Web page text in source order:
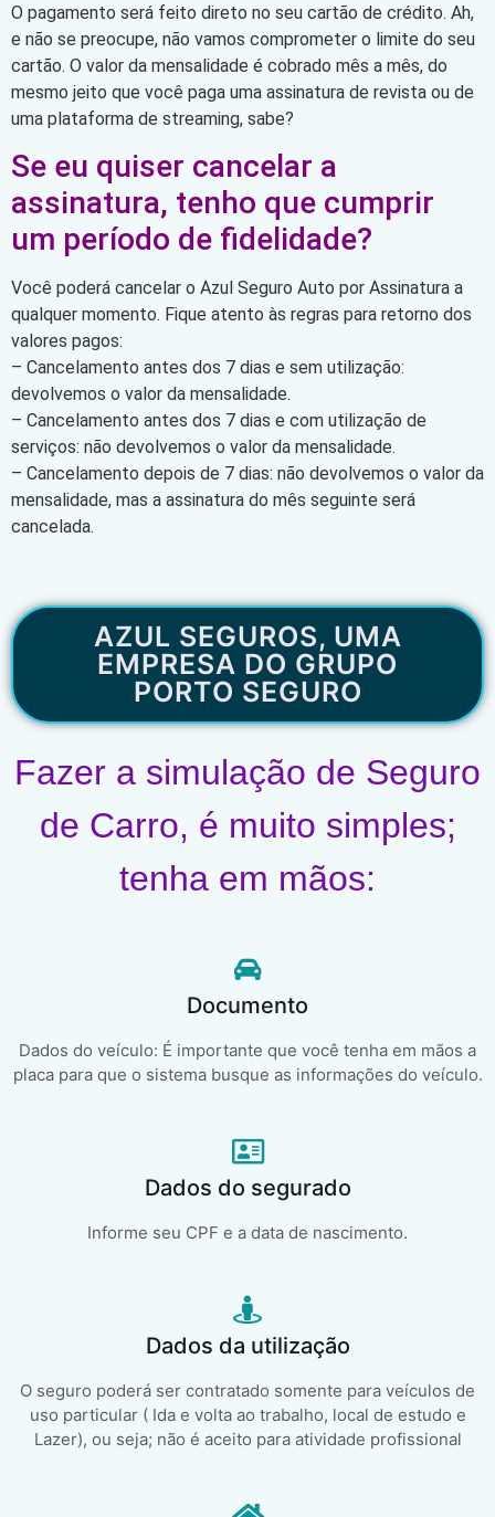
O pagamento será feito direto no seu cartão de crédito. Ah,
e não se preocupe, não vamos comprometer o limite do seu
cartão. O valor da mensalidade é cobrado mês a mês, do
mesmo jeito que você paga uma assinatura de revista ou de
uma plataforma de streaming, sabe?
Se eu quiser cancelar a
assinatura, tenho que cumprir
um período de fidelidade?
Você poderá cancelar o Azul Seguro Auto por Assinatura a
qualquer momento. Fique atento às regras para retorno dos
valores pagos:
– Cancelamento antes dos 7 dias e sem utilização:
devolvemos o valor da mensalidade.
– Cancelamento antes dos 7 dias e com utilização de
serviços: não devolvemos o valor da mensalidade.
– Cancelamento depois de 7 dias: não devolvemos o valor da
mensalidade, mas a assinatura do mês seguinte será
cancelada.
AZUL SEGUROS, UMA
EMPRESA DO GRUPO
PORTO SEGURO
Fazer a simulação de Seguro
de Carro, é muito simples;
tenha em mãos:
Documento
Dados do veículo: É importante que você tenha em mãos a
placa para que o sistema busque as informações do veículo.
Dados do segurado
Informe seu CPF e a data de nascimento.
Dados da utilização
O seguro poderá ser contratado somente para veículos de
uso particular ( Ida e volta ao trabalho, local de estudo e
Lazer), ou seja; não é aceito para atividade profissional